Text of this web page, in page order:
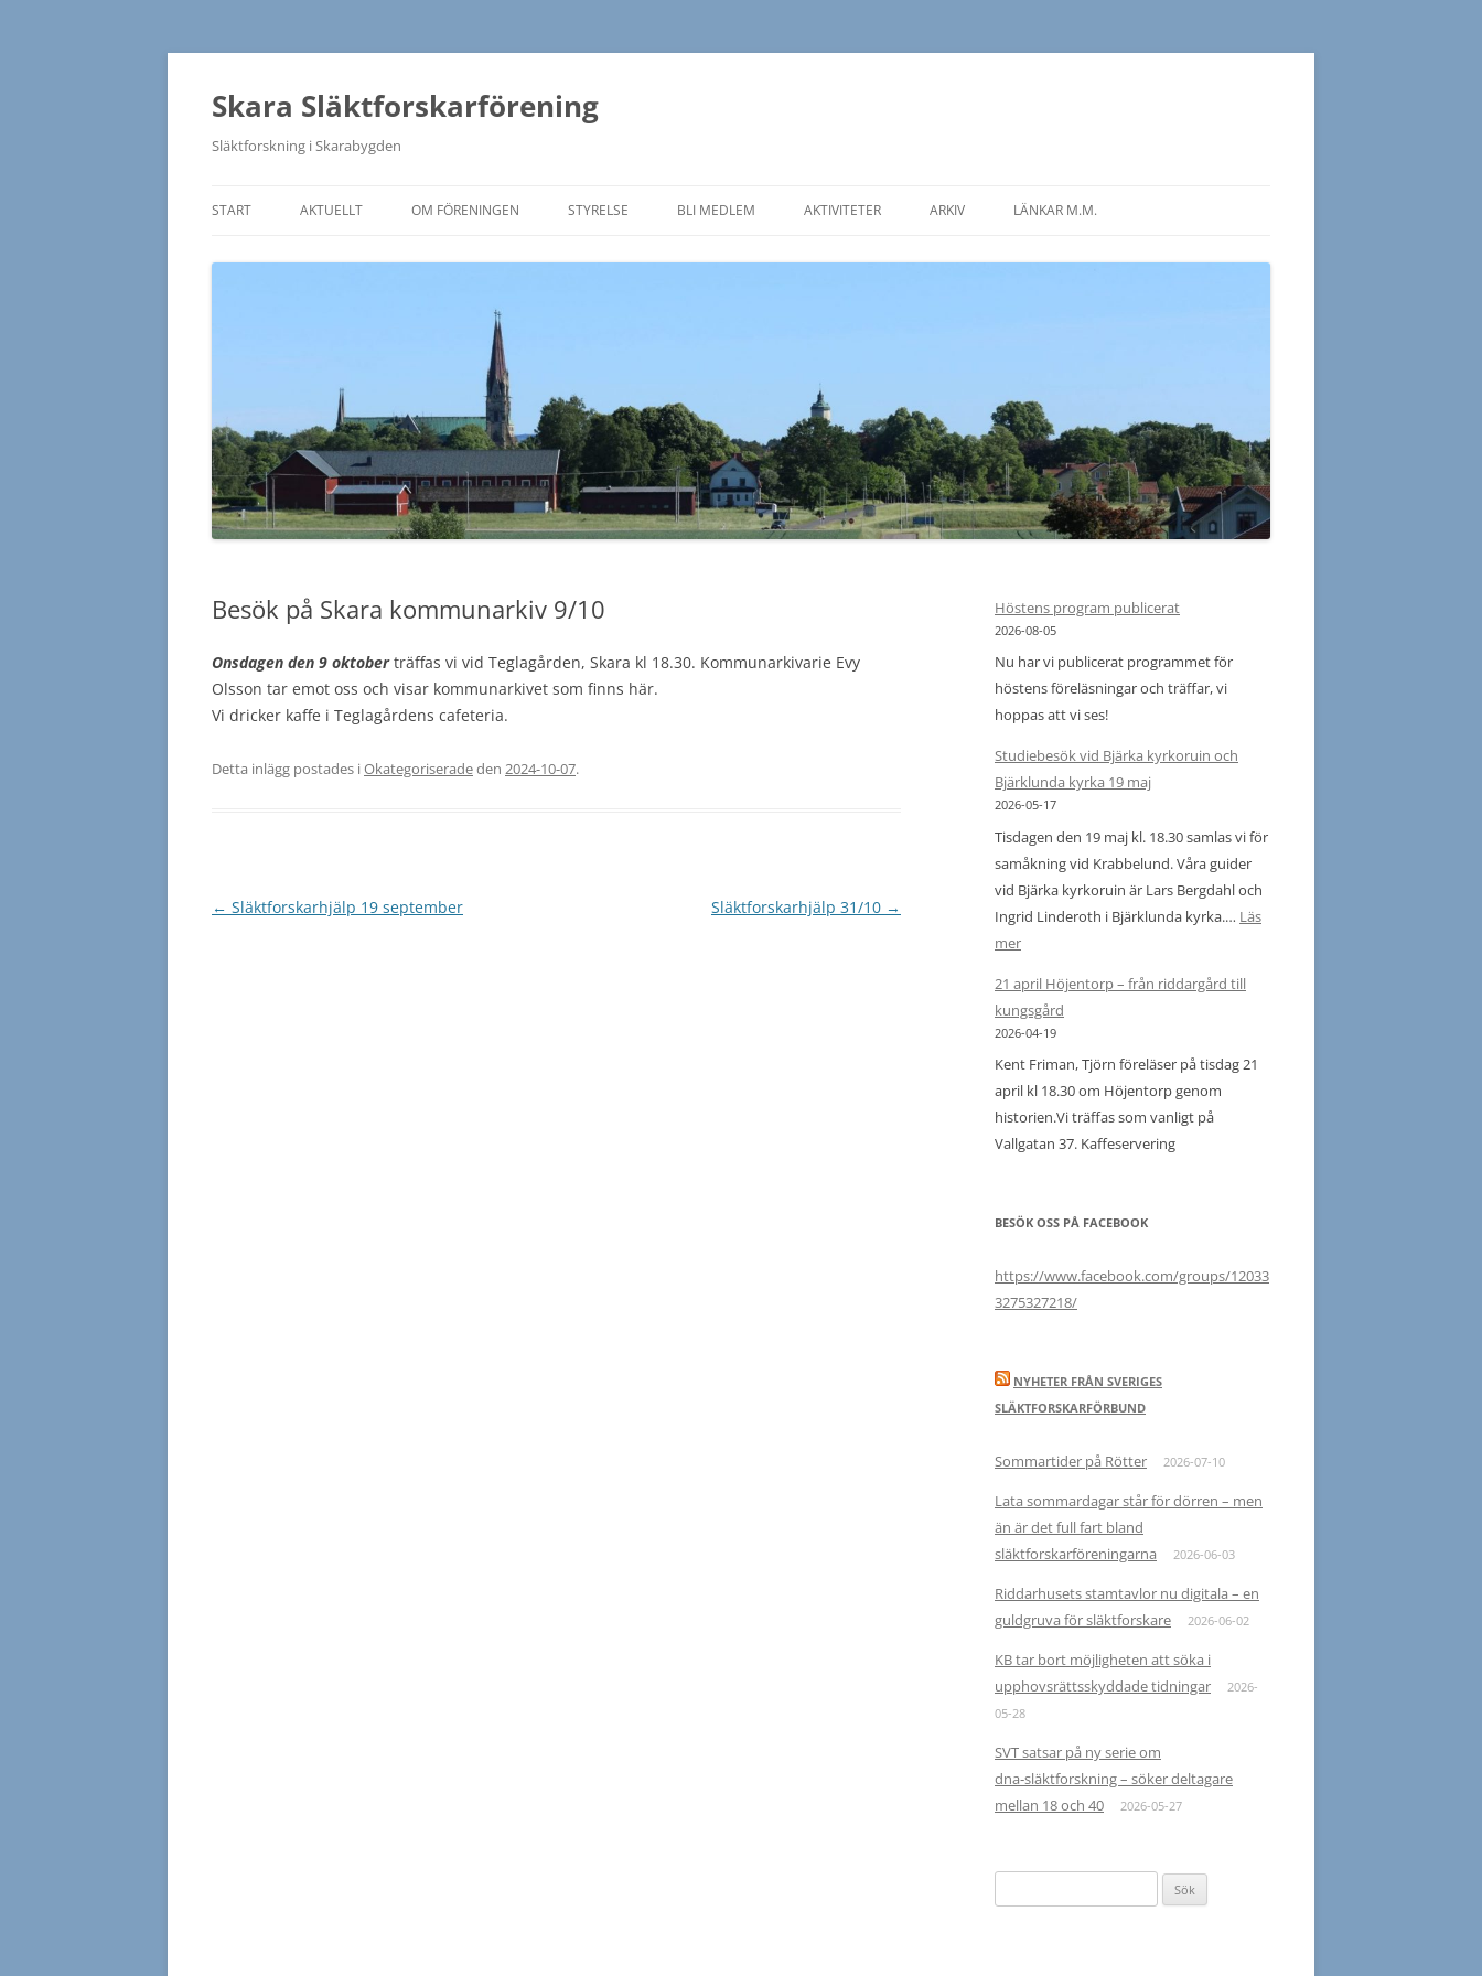
Hoppa
innehåll
Skara Släktforskarförening
Släktforskning i Skarabygden
START AKTUELLT OM FÖRENINGEN STYRELSE BLI MEDLEM AKTIVITETER ARKIV
VÅRENS PROGRAM 2024
HÖSTENS PROGRAM 2023
VÅRENS PROGRAM 2023
VÅRENS PROGRAM 2022
HÖSTENS PROGRAM 2021
HÖSTENS PROGRAM 2020
HÄNT 2020
HÄNT 2019
HÄNT 2018
HÄNT 2017
LÄNKAR M.M.
SLÄKTFORSKNING
Besök på Skara kommunarkiv 9/10
Onsdagen den 9 oktoberträffas vi vid Teglagården, Skara kl 18.30. Kommunarkivarie Evy
Olsson tar emot oss och visar kommunarkivet som finns här.
Vi dricker kaffe i Teglagårdens cafeteria.
Detta inlägg postades iOkategoriseradeden 2024-10-07.
Inläggsnavigering
← Släktforskarhjälp 19 september Släktforskarhjälp 31/10 →
Höstens program publicerat
2026-08-05
Nu har vi publicerat programmet för
höstens föreläsningar och träffar, vi
hoppas att vi ses!
Studiebesök vid Bjärka kyrkoruin och
Bjärklunda kyrka 19 maj
2026-05-17
Tisdagen den 19 maj kl. 18.30 samlas vi för
samåkning vid Krabbelund. Våra guider
vid Bjärka kyrkoruin är Lars Bergdahl och
Ingrid Linderoth i Bjärklunda kyrka.… Läs
mer:
vid
Bjärka
och
Bjärklunda
kyrka
19
21 april Höjentorp – från riddargård till
kungsgård
2026-04-19
Kent Friman, Tjörn föreläser på tisdag 21
april kl 18.30 om Höjentorp genom
historien.Vi träffas som vanligt på
Vallgatan 37. Kaffeservering
BESÖK OSS PÅ FACEBOOK
https://www.facebook.com/groups/12033
3275327218/
NYHETER FRÅN SVERIGES
SLÄKTFORSKARFÖRBUND
Sommartider på Rötter 2026-07-10
Lata sommardagar står för dörren – men
än är det full fart bland
släktforskarföreningarna
2026-06-03
Riddarhusets stamtavlor nu digitala – en
guldgruva för släktforskare
2026-06-02
KB tar bort möjligheten att söka i
upphovsrättsskyddade tidningar
2026-
05-28
SVT satsar på ny serie om
dna‑släktforskning – söker deltagare
mellan 18 och 40
2026-05-27
efter: